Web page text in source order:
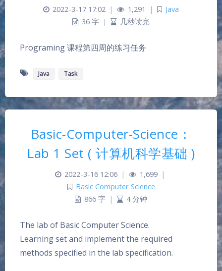
2022-3-17 17:02 | 1,291 |
Java
36 字 | 几秒读完
Programing 课程第四周的练习任务
Java Task
Basic-Computer-Science：
Lab 1 Set ( 计算机科学基础 )
2022-3-16 12:06 | 1,699 |
Basic Computer Science
866 字 | 4 分钟
The lab of Basic Computer Science.
Learning set and implement the required
methods specified in the lab specification.